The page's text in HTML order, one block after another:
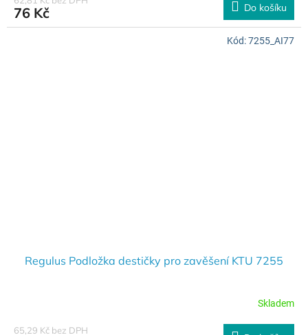
76 Kč Do košíku
Regulus Podložka destičky pro zavěšení KTU 7255
Skladem
65,29 Kč bez DPH
Kód:7255_AI77